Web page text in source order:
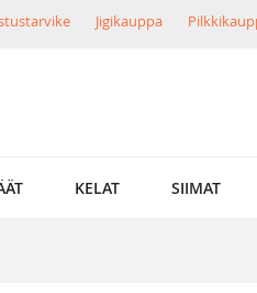
Jigikauppa
KELAT SIIMAT